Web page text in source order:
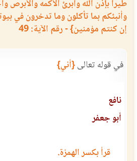
طيرا بإذن الله وأبرئ الأكمه والأبرص
وأنبئكم بما تأكلون وما تدخرون في
إن كنتم مؤمنين} - رقم الآية: 49
في قوله تعالى{أني}
نافع
أبو جعفر
قرأ بكسر الهمزة.